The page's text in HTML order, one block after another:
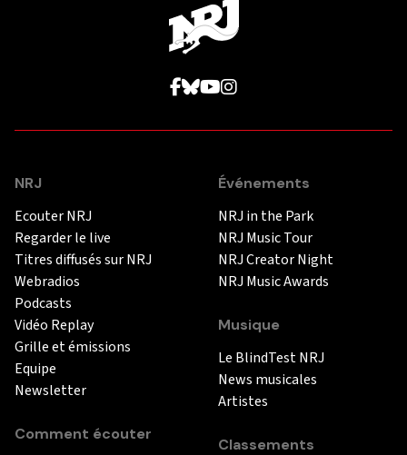
NRJ
Ecouter NRJ
Regarder le live
Titres diffusés sur NRJ
Webradios
Podcasts
Vidéo Replay
Grille et émissions
Equipe
Newsletter
Comment écouter
Événements
NRJ in the Park
NRJ Music Tour
NRJ Creator Night
NRJ Music Awards
Musique
Le BlindTest NRJ
News musicales
Artistes
Classements